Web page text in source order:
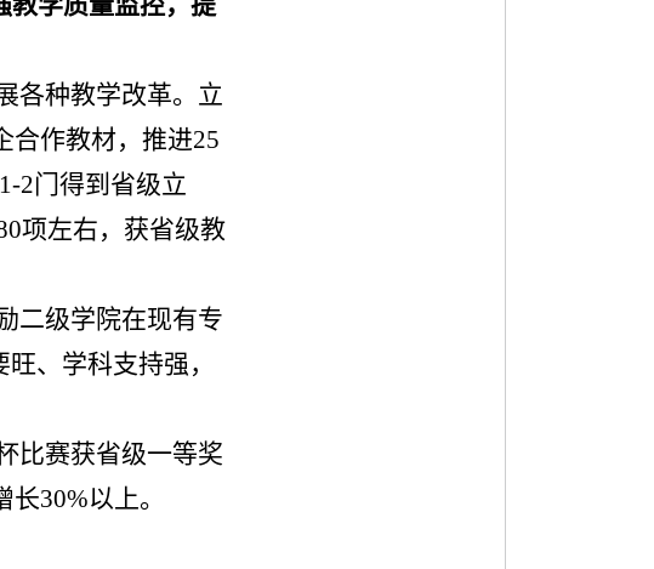
各种教学改革。立
合作教材，推进25
1-2门得到省级立
项左右，获省级教
二级学院在现有专
、学科支持强，
比赛获省级一等奖
长30%以上。